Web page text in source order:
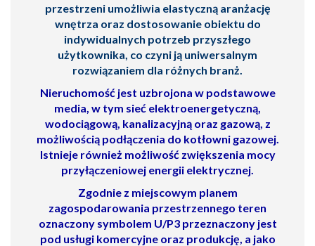
przestrzeni umożliwia elastyczną aranżację
wnętrza oraz dostosowanie obiektu do
indywidualnych potrzeb przyszłego
użytkownika, co czyni ją uniwersalnym
rozwiązaniem dla różnych branż.
Nieruchomość jest uzbrojona w podstawowe
media, w tym sieć elektroenergetyczną,
wodociągową, kanalizacyjną oraz gazową, z
możliwością podłączenia do kotłowni gazowej.
Istnieje również możliwość zwiększenia mocy
przyłączeniowej energii elektrycznej.
Zgodnie z miejscowym planem
zagospodarowania przestrzennego teren
oznaczony symbolem U/P3przeznaczony jest
pod usługi komercyjne oraz produkcję, a jako